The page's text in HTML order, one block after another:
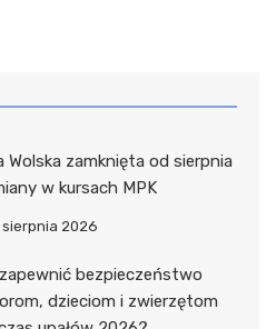
Wolska zamknięta od sierpnia
w kursach MPK
2026
bezpieczeństwo
dzieciom i zwierzętom